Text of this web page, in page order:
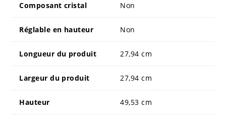
Composant cristal Non
Réglable en hauteur Non
Longueur du produit 27,94 cm
Largeur du produit 27,94 cm
Hauteur 49,53 cm